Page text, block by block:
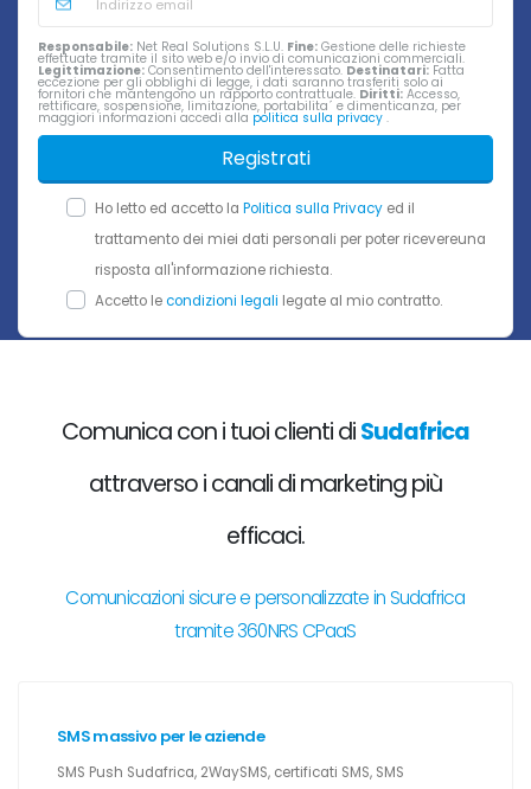
Responsabile: Net Real Solutions S.L.U. Fine: Gestione delle richieste
effettuate tramite il sito web e/o invio di comunicazioni commerciali.
Legittimazione: Consentimento dell'interessato. Destinatari: Fatta
eccezione per gli obblighi di legge, i dati saranno trasferiti solo ai
fornitori che mantengono un rapporto contrattuale. Diritti: Accesso,
rettificare, sospensione, limitazione, portabilita´ e dimenticanza, per
maggiori informazioni accedi alla politica sulla privacy .
Registrati
Ho letto ed accetto la Politica sulla Privacy ed il
trattamento dei miei dati personali per poter ricevereuna
risposta all'informazione richiesta.
Accetto lecondizioni legali legate al mio contratto.
Comunica con i tuoi clienti diSudafrica
attraverso i canali di marketing più
efficaci.
Comunicazioni sicure e personalizzate in Sudafrica
tramite 360NRS CPaaS
SMS massivo per le aziende
SMS Push Sudafrica, 2WaySMS, certificati SMS, SMS